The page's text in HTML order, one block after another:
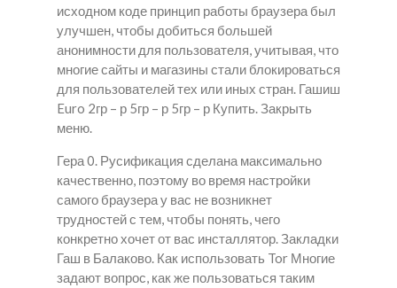
исходном коде принцип работы браузера был
улучшен, чтобы добиться большей
анонимности для пользователя, учитывая, что
многие сайты и магазины стали блокироваться
для пользователей тех или иных стран. Гашиш
Euro 2гр – р 5гр – р 5гр – р Купить. Закрыть
меню.
Гера 0. Русификация сделана максимально
качественно, поэтому во время настройки
самого браузера у вас не возникнет
трудностей с тем, чтобы понять, чего
конкретно хочет от вас инсталлятор. Закладки
Гаш в Балаково. Как использовать Tor Многие
задают вопрос, как же пользоваться таким